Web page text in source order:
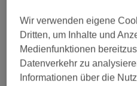
Alle Services
Nagelpflege & Shellac (5)
Wir verwenden eigene
Dritten, um Inhalte und
Medienfunktionen
Datenverkehr zu
Informationen über die